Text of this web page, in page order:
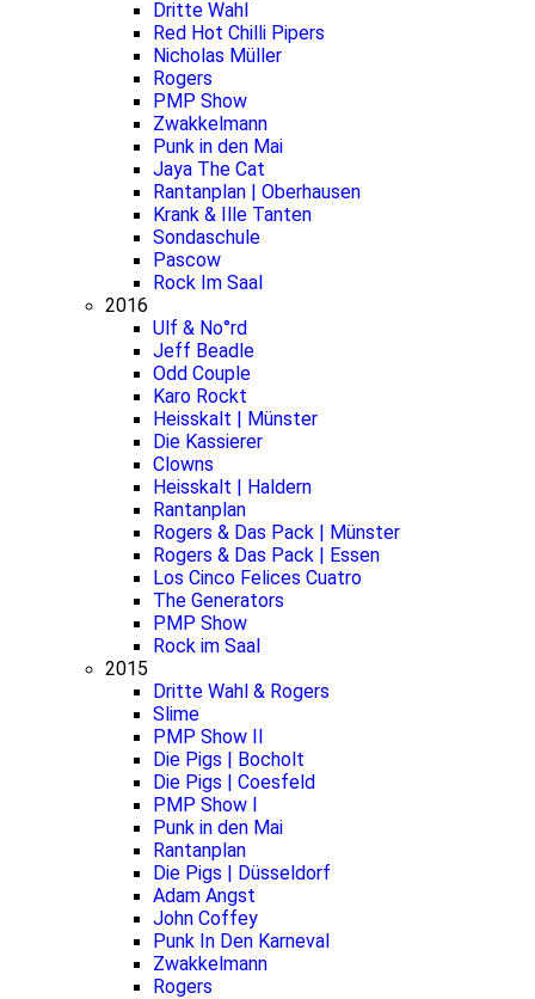
Dritte Wahl
Red Hot Chilli Pipers
Nicholas Müller
Rogers
PMP Show
Zwakkelmann
Punk in den Mai
Jaya The Cat
Rantanplan | Oberhausen
Krank & Ille Tanten
Sondaschule
Pascow
Rock Im Saal
2016
Ulf & No°rd
Jeff Beadle
Odd Couple
Karo Rockt
Heisskalt | Münster
Die Kassierer
Clowns
Heisskalt | Haldern
Rantanplan
Rogers & Das Pack | Münster
Rogers & Das Pack | Essen
Los Cinco Felices Cuatro
The Generators
PMP Show
Rock im Saal
2015
Dritte Wahl & Rogers
Slime
PMP Show II
Die Pigs | Bocholt
Die Pigs | Coesfeld
PMP Show I
Punk in den Mai
Rantanplan
Die Pigs | Düsseldorf
Adam Angst
John Coffey
Punk In Den Karneval
Zwakkelmann
Rogers